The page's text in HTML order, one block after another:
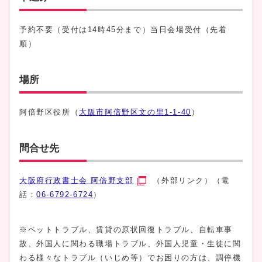
予約不要（受付は14時45分まで）当日会場受付（先着
順）
場所
阿倍野区役所（ 大阪市阿倍野区文の里1-1-40 ）
問合せ先
大阪府行政書士会 阿倍野支部
（外部リンク）（電
話：06-6792-6724 ）
※ペットトラブル、賃貸の原状回復トラブル、自転車事
故、外国人に関わる職場トラブル、外国人児童・生徒に関
わる様々なトラブル（いじめ等）でお困りの方は、調停機